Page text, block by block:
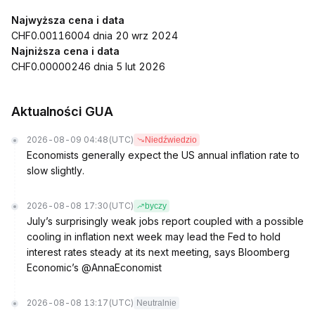
Najwyższa cena i data
CHF0.00116004 dnia 20 wrz 2024
Najniższa cena i data
CHF0.00000246 dnia 5 lut 2026
Aktualności GUA
2026-08-09 04:48 (UTC) Niedźwiedzio
Economists generally expect the US annual inflation rate to
slow slightly.
2026-08-08 17:30 (UTC) byczy
July’s surprisingly weak jobs report coupled with a possible
cooling in inflation next week may lead the Fed to hold
interest rates steady at its next meeting, says Bloomberg
Economic’s @AnnaEconomist
2026-08-08 13:17 (UTC) Neutralnie